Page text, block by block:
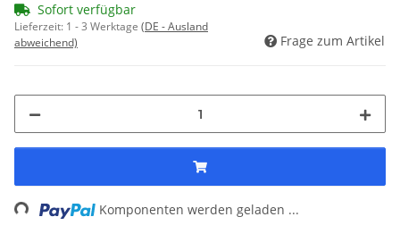
Sofort verfügbar
Lieferzeit: 1 - 3 Werktage (DE - Ausland
abweichend)
Frage zum Artikel
Loading... Komponenten werden geladen ...